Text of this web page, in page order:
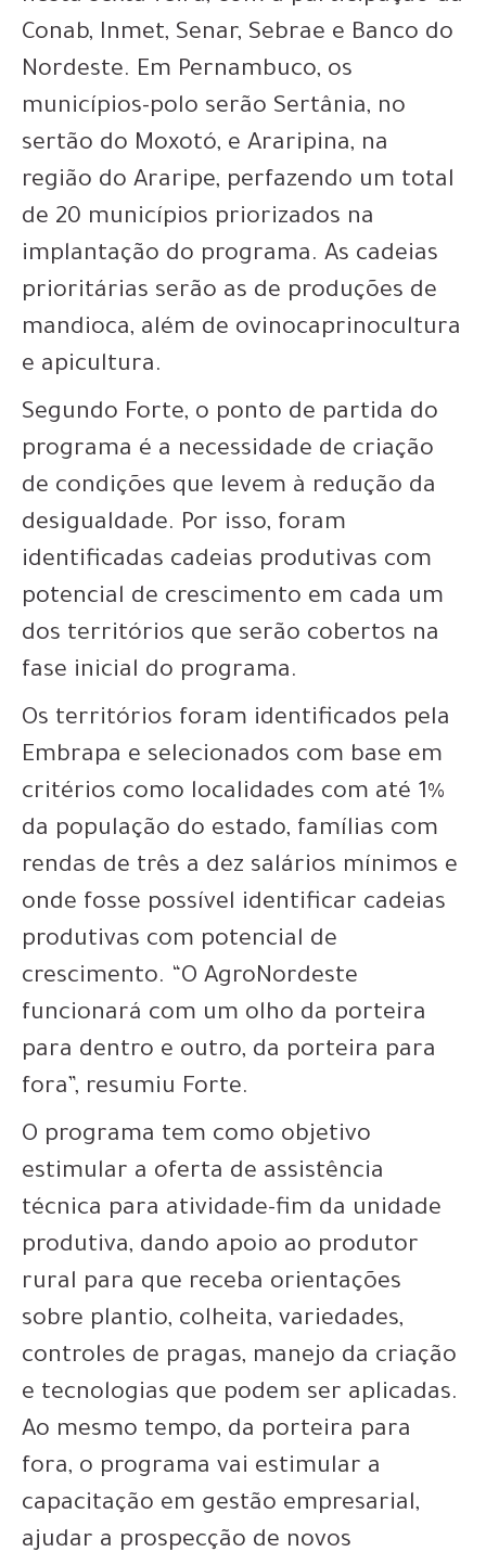
Conab, Inmet, Senar, Sebrae e Banco do
Nordeste. Em Pernambuco, os
municípios-polo serão Sertânia, no
sertão do Moxotó, e Araripina, na
região do Araripe, perfazendo um total
de 20 municípios priorizados na
implantação do programa. As cadeias
prioritárias serão as de produções de
mandioca, além de ovinocaprinocultura
e apicultura.
Segundo Forte, o ponto de partida do
programa é a necessidade de criação
de condições que levem à redução da
desigualdade. Por isso, foram
identificadas cadeias produtivas com
potencial de crescimento em cada um
dos territórios que serão cobertos na
fase inicial do programa.
Os territórios foram identificados pela
Embrapa e selecionados com base em
critérios como localidades com até 1%
da população do estado, famílias com
rendas de três a dez salários mínimos e
onde fosse possível identificar cadeias
produtivas com potencial de
crescimento. “O AgroNordeste
funcionará com um olho da porteira
para dentro e outro, da porteira para
fora”, resumiu Forte.
O programa tem como objetivo
estimular a oferta de assistência
técnica para atividade-fim da unidade
produtiva, dando apoio ao produtor
rural para que receba orientações
sobre plantio, colheita, variedades,
controles de pragas, manejo da criação
e tecnologias que podem ser aplicadas.
Ao mesmo tempo, da porteira para
fora, o programa vai estimular a
capacitação em gestão empresarial,
ajudar a prospecção de novos